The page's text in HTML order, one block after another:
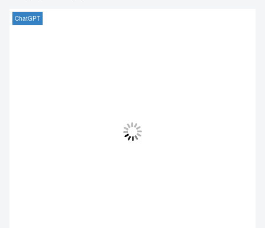
ChatGPT